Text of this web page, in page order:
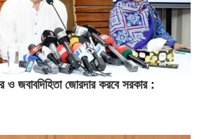
ও জবাবদিহিতা জোরদার করবে সরকার :